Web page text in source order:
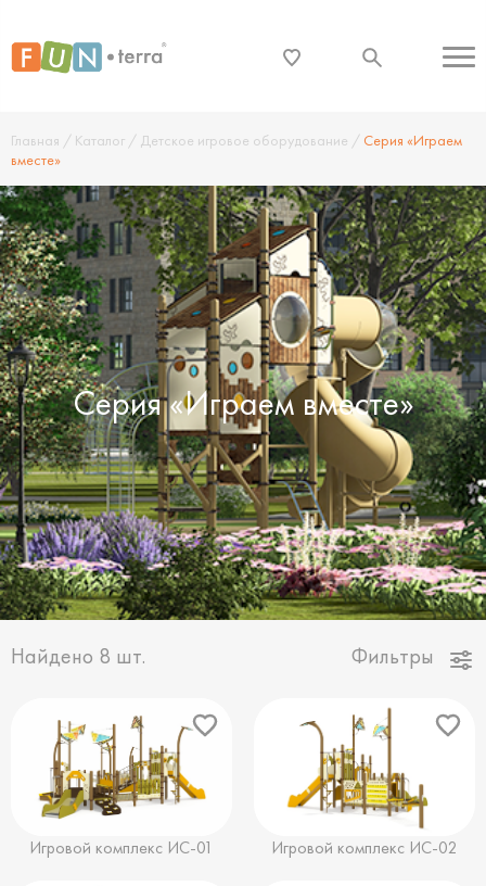
Главная / Каталог / Детское игровое оборудование / Серия «Играем
вместе»
Серия «Играем вместе»
Фильтры
Найдено 8 шт.
Игровой комплекс ИС-01 Игровой комплекс ИС-02